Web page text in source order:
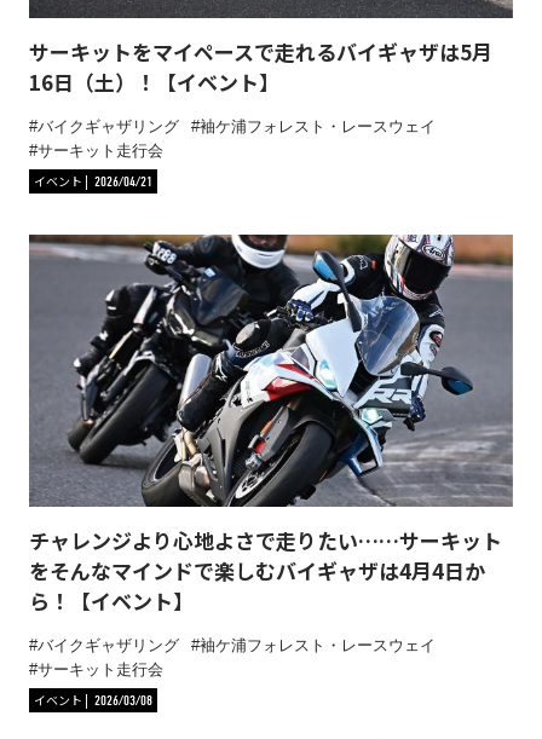
サーキットをマイペースで走れるバイギャザは5月
16日（土）！【イベント】
バイクギャザリング
袖ケ浦フォレスト・レースウェイ
サーキット走行会
イベント
2026/04/21
チャレンジより心地よさで走りたい……サーキット
をそんなマインドで楽しむバイギャザは4月4日か
ら！【イベント】
バイクギャザリング
袖ケ浦フォレスト・レースウェイ
サーキット走行会
イベント
2026/03/08